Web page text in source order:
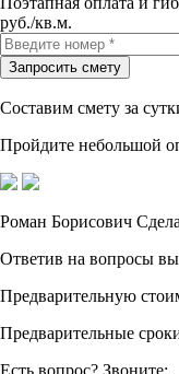
руб./кв.м.
Составим смету за
Пройдите небольшой
Роман Борисович
Ответив на вопросы вы
Предварительную
Предварительные
Есть вопрос? Звоните: